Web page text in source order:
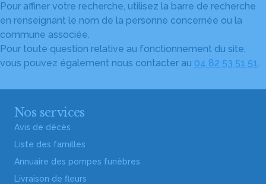
Pour affiner votre recherche, utilisez la barre de recherche
en renseignant le nom de la personne concernée ou la
commune associée.
Pour toute question relative au fonctionnement du site,
vous pouvez également nous contacter au 04 82 53 51 51.
Nos services
Avis de décès
Liste des familles
Annuaire des pompes funèbres
Livraison de fleurs